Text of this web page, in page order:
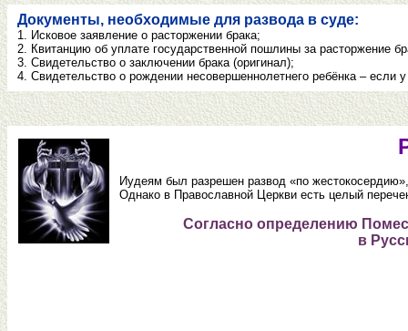
Документы, необходимые для развода в суде:
1. Исковое заявление о расторжении брака;
2. Квитанцию об уплате государственной пошлины за расторжение
3. Свидетельство о заключении брака (оригинал);
4. Свидетельство о рождении несовершеннолетнего ребёнка – если
Иудеям был разрешен развод «по
Однако в Православной Церкви есть целый
Согласно определению
в